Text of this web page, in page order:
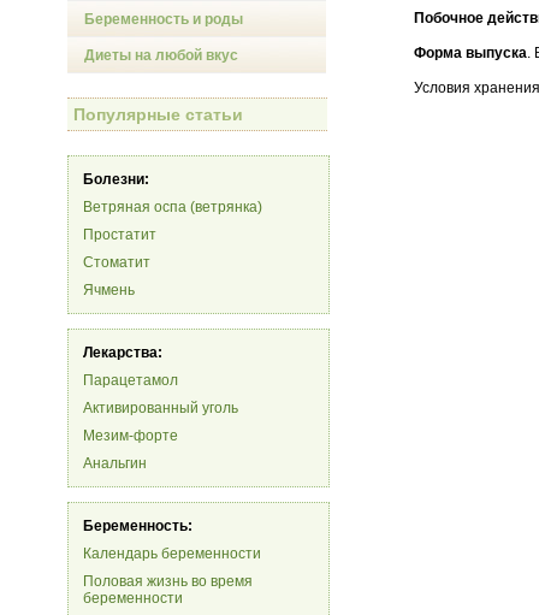
Беременность и роды
Диеты на любой вкус
Популярные статьи
Болезни:
Ветряная оспа (ветрянка)
Простатит
Стоматит
Ячмень
Лекарства:
Парацетамол
Активированный уголь
Мезим-форте
Анальгин
Беременность:
Календарь беременности
Половая жизнь во время
беременности
Побочное
Форма выпуска.
Условия